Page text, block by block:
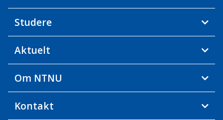
Studere
Aktuelt
Om NTNU
Kontakt